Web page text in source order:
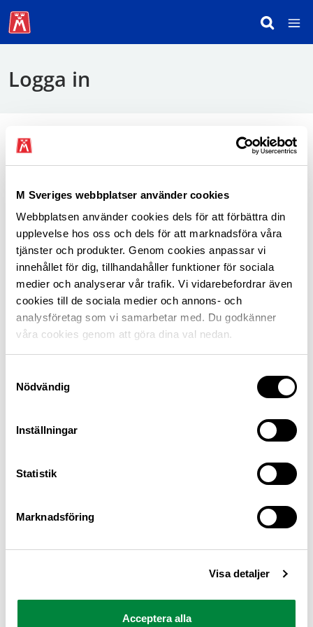
M Sveriges webbplatser använder cookies
Webbplatsen använder cookies dels för att förbättra din
upplevelse hos oss och dels för att marknadsföra våra
tjänster och produkter. Genom cookies anpassar vi
innehållet för dig, tillhandahåller funktioner för sociala
medier och analyserar vår trafik. Vi vidarebefordrar även
cookies till de sociala medier och annons- och
analysföretag som vi samarbetar med. Du godkänner
våra cookies genom att göra dina val nedan.
Nödvändig
Inställningar
Statistik
Marknadsföring
Visa detaljer
Acceptera alla
Logga in
För att logga in behöver du använda mobilt
BankID.
Logga in som medlem
M Sverige är Sveriges största konsumentorganisation
för bilister och andra trafikanter
Ansvarig utgivare: Heléne Lilja
Pressrum
Om oss